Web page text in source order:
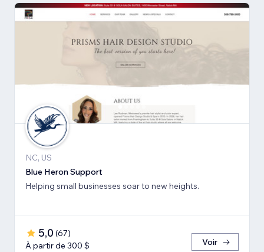
NC, US
Blue Heron Support
Helping small businesses soar to new heights.
5,0 (67)
À partir de 300 $
Voir